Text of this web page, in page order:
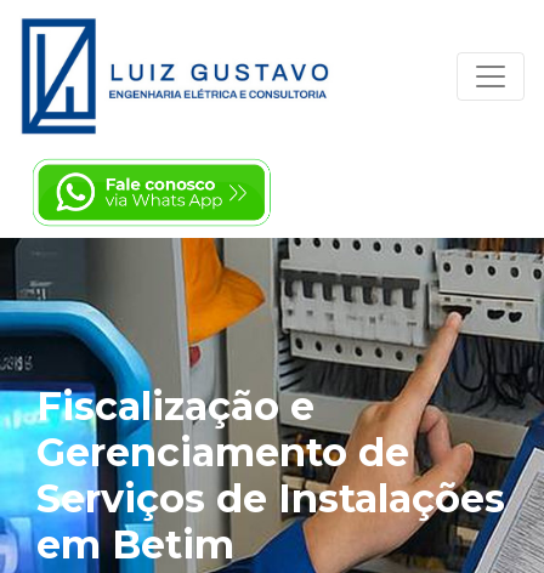
Fiscalização e
Gerenciamento de
Serviços de Instalações
em Betim